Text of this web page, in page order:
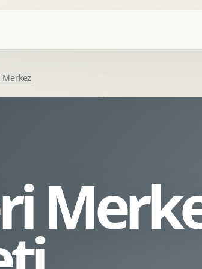
Ofis Ici Gorsel Kimlik
Kurumsal Katalog Tasarimi
Merkez